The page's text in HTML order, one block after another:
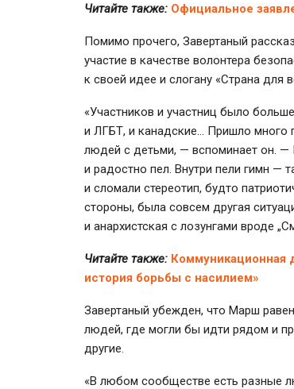
Читайте также: Официальное
Помимо прочего, Завертаный
участие в качестве волонтера
к своей идее и слогану «Страна для
«Участников и участниц было
и ЛГБТ, и канадские… Пришло много
людей с детьми, — вспоминает он. —
и радостно пел. Внутри пели гимн —
и сломали стереотип, будто
стороны, была совсем другая
и анархистская с лозунгами вроде
Читайте также: Коммуникационная
история борьбы с насилием»
Завертаный убежден, что Марш
людей, где могли бы идти рядом и
другие.
«В любом сообществе есть разные